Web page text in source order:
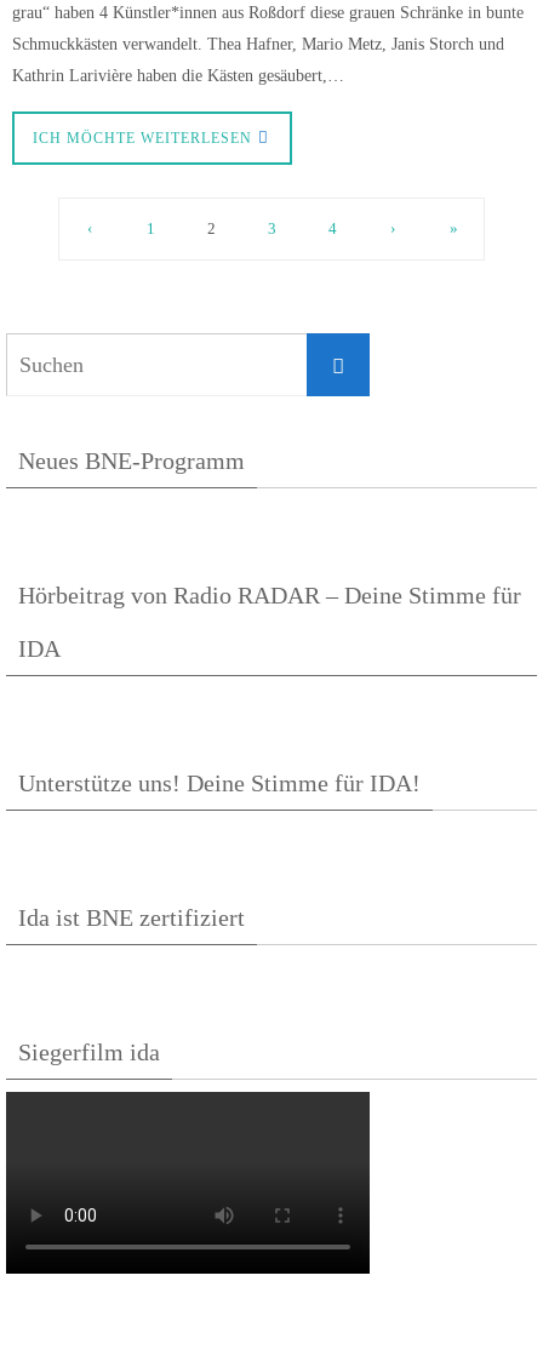
grau“ haben 4 Künstler*innen aus Roßdorf diese grauen Schränke in bunte
Schmuckkästen verwandelt. Thea Hafner, Mario Metz, Janis Storch und
Kathrin Larivière haben die Kästen gesäubert,…
ICH MÖCHTE WEITERLESEN
‹ 1 2 3 4 › »
Suchen
Neues BNE-Programm
Hörbeitrag von Radio RADAR – Deine Stimme für
IDA
Unterstütze uns! Deine Stimme für IDA!
Ida ist BNE zertifiziert
Siegerfilm ida